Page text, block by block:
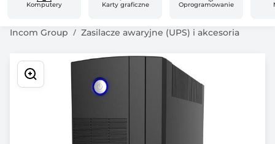
Komputery Karty graficzne Oprogramowanie
Incom Group Zasilacze awaryjne (UPS) i akcesoria